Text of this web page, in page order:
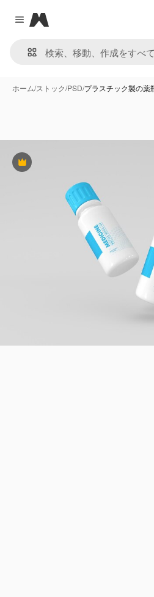
Close menu
Magnific
ホーム/ストック/PSD/プラスチック製の薬
Premium